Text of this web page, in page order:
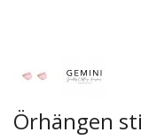
Örhängen